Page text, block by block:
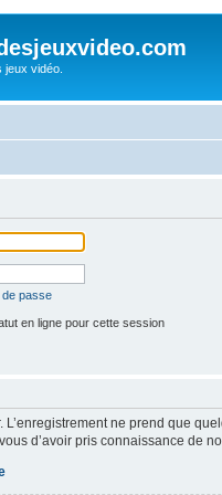
jeux vidéo.
de passe
en ligne pour cette session
ne prend que
d’avoir pris connaissance de